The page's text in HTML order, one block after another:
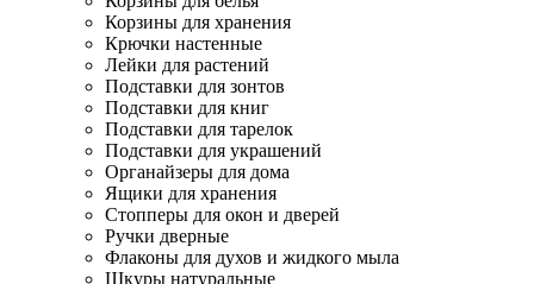
Корзины для хранения
Крючки настенные
Лейки для растений
Подставки для зонтов
Подставки для книг
Подставки для тарелок
Подставки для украшений
Органайзеры для дома
Ящики для хранения
Стопперы для окон и дверей
Ручки дверные
Флаконы для духов и жидкого мыла
Шкуры натуральные